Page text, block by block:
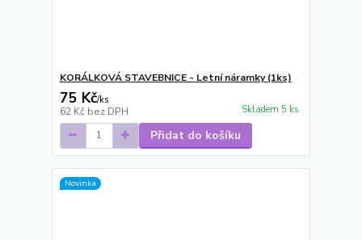
KORÁLKOVÁ STAVEBNICE - Letní náramky (1ks)
75 Kč/ks
62 Kč bez DPH Skladem 5 ks
Přidat do košíku
Novinka